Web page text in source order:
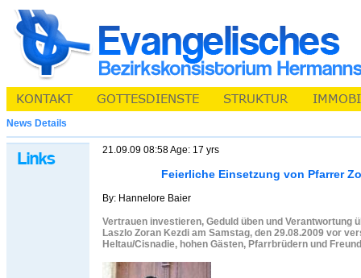
News Details
21.09.09 08:58 Age: 17 yrs
Feierliche Einsetzung von Pfarrer
By: Hannelore Baier
Vertrauen investieren, Geduld üben und Verantwortung
Laszlo Zoran Kezdi am Samstag, den 29.08.2009 vor
Heltau/Cisnadie, hohen Gästen, Pfarrbrüdern und